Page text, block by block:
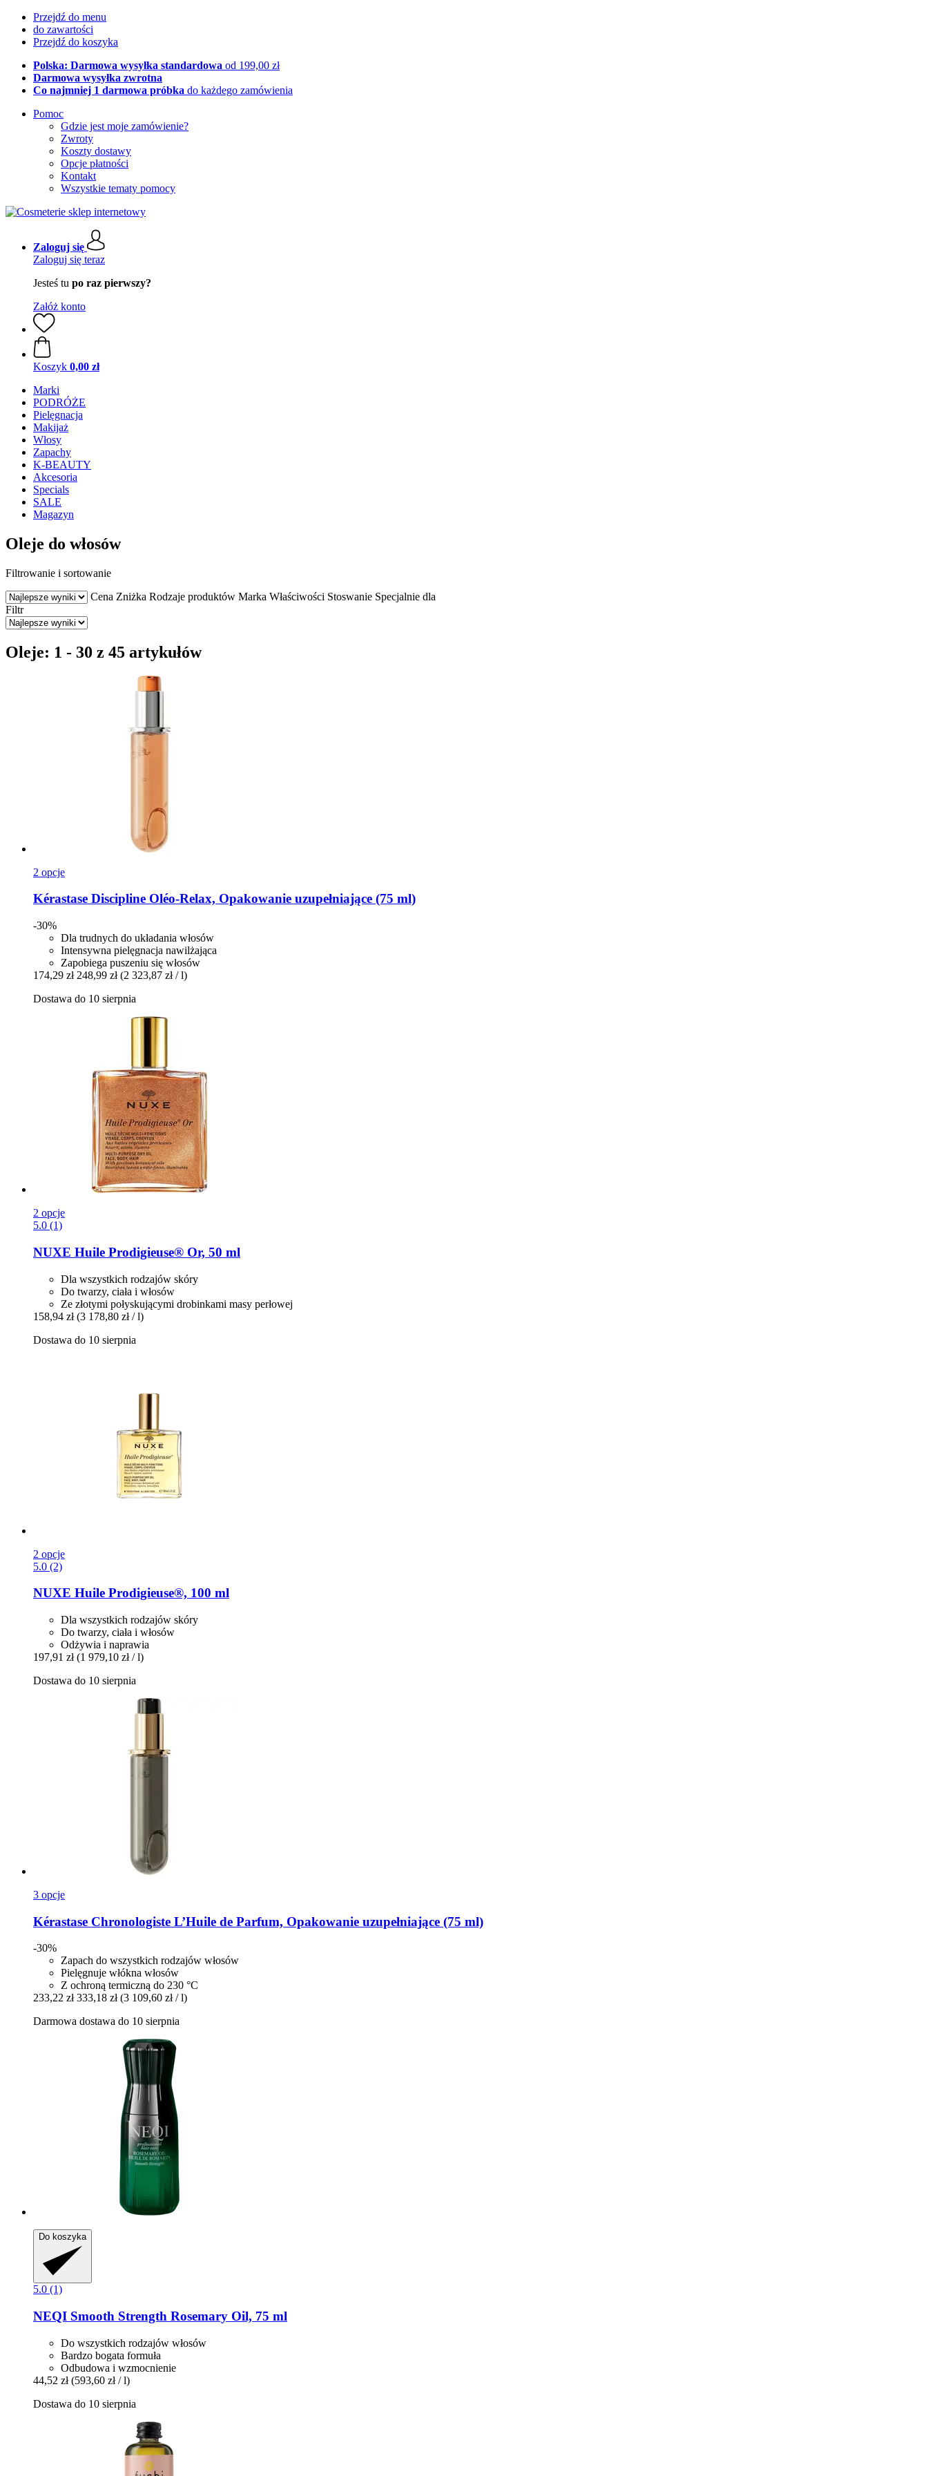
Przejdź do menu
do zawartości
Przejdź do koszyka
Polska: Darmowa wysyłka standardowa od 199,00 zł
Darmowa wysyłka zwrotna
Co najmniej 1 darmowa próbka do każdego zamówienia
Pomoc
Gdzie jest moje zamówienie?
Zwroty
Koszty dostawy
Opcje płatności
Kontakt
Wszystkie tematy pomocy
Zaloguj się
Zaloguj się teraz
Jesteś tu po raz pierwszy?
Załóż konto
Koszyk 0,00 zł
Marki
PODRÓŻE
Pielęgnacja
Makijaż
Włosy
Zapachy
K-BEAUTY
Akcesoria
Specials
SALE
Magazyn
Oleje do włosów
Filtrowanie i sortowanie
Cena Zniżka Rodzaje produktów Marka Właściwości Stoswanie Specjalnie dla
Filtr
Oleje: 1 - 30 z 45 artykułów
2 opcje
Kérastase Discipline Oléo-​Relax, Opakowanie uzupełniające (75 ml)
-30%
Dla trudnych do układania włosów
Intensywna pielęgnacja nawilżająca
Zapobiega puszeniu się włosów
174,29 zł 248,99 zł (2 323,87 zł / l)
Dostawa do 10 sierpnia
2 opcje
5.0 (1)
NUXE Huile Prodigieuse® Or, 50 ml
Dla wszystkich rodzajów skóry
Do twarzy, ciała i włosów
Ze złotymi połyskującymi drobinkami masy perłowej
158,94 zł (3 178,80 zł / l)
Dostawa do 10 sierpnia
2 opcje
5.0 (2)
NUXE Huile Prodigieuse®, 100 ml
Dla wszystkich rodzajów skóry
Do twarzy, ciała i włosów
Odżywia i naprawia
197,91 zł (1 979,10 zł / l)
Dostawa do 10 sierpnia
3 opcje
Kérastase Chronologiste L’Huile de Parfum, Opakowanie uzupełniające (75 ml)
-30%
Zapach do wszystkich rodzajów włosów
Pielęgnuje włókna włosów
Z ochroną termiczną do 230 °C
233,22 zł 333,18 zł (3 109,60 zł / l)
Darmowa dostawa do 10 sierpnia
Do koszyka
5.0 (1)
NEQI Smooth Strength Rosemary Oil, 75 ml
Do wszystkich rodzajów włosów
Bardzo bogata formuła
Odbudowa i wzmocnienie
44,52 zł (593,60 zł / l)
Dostawa do 10 sierpnia